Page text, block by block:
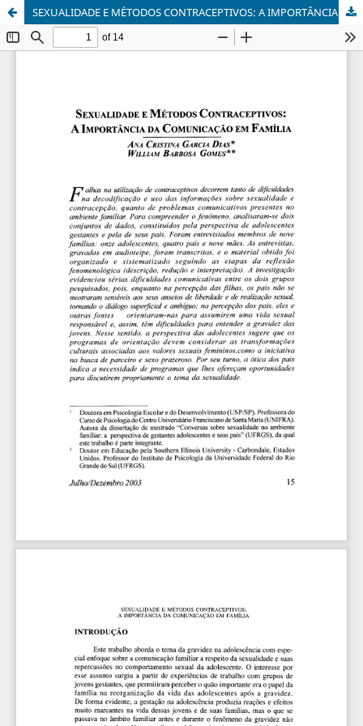
SEXUALIDADE E MÉTODOS CONTRACEPTIVOS: A IMPORTÂNCIA DA COMUNICAÇÃO EM FAMÍLIA